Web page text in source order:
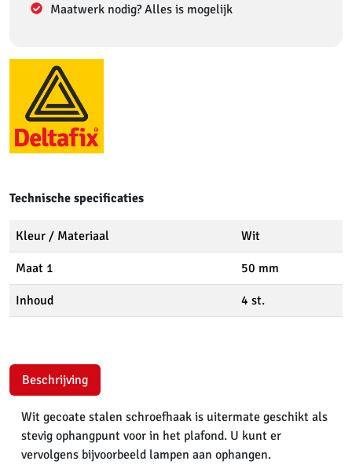
Maatwerk nodig? Alles is mogelijk
Technische specificaties
Kleur / Materiaal Wit
Maat 1 50 mm
Inhoud 4 st.
Beschrijving
Wit gecoate stalen schroefhaak is uitermate geschikt als
stevig ophangpunt voor in het plafond. U kunt er
vervolgens bijvoorbeeld lampen aan ophangen.